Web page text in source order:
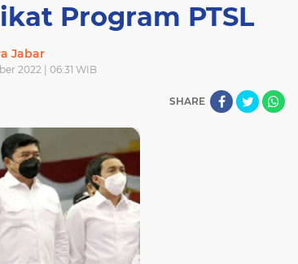
Program PTSL
Jabar
2022 | 06:31 WIB
SHARE